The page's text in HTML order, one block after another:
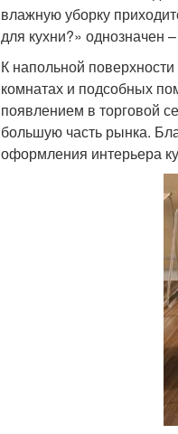
влажную уборку
для кухни?» однозначен
К напольной
комнатах и подсобных
появлением в торговой
большую часть рынка.
оформления интерьера